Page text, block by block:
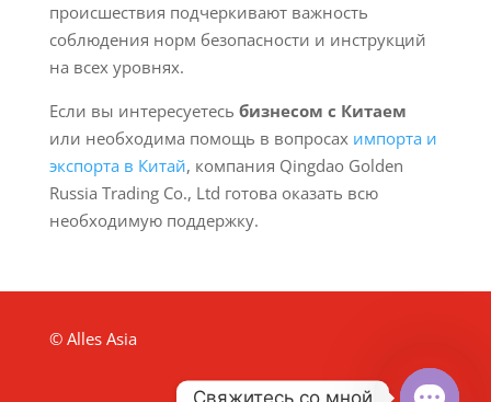
происшествия подчеркивают важность
соблюдения норм безопасности и инструкций
на всех уровнях.
Если вы интересуетесь бизнесом с Китаем
или необходима помощь в вопросах импорта и
экспорта в Китай, компания Qingdao Golden
Russia Trading Co., Ltd готова оказать всю
необходимую поддержку.
© Alles Asia
Свяжитесь со мной